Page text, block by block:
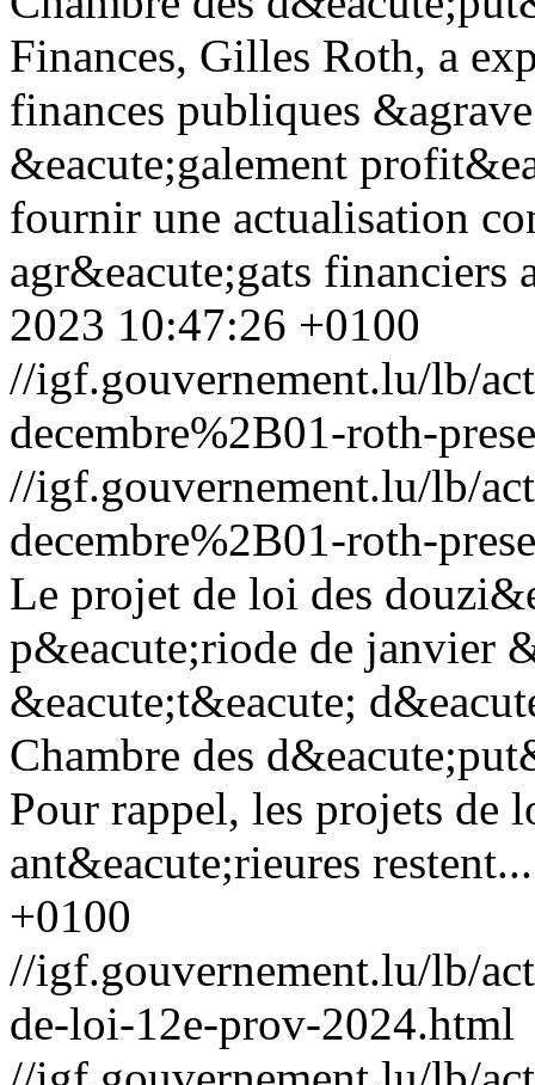
Finances, Gilles Roth, a
finances publiques
&eacute;galement
fournir une actualisation
agr&eacute;gats financiers
2023 10:47:26 +0100
//igf.gouvernement.lu/lb/
decembre%2B01-roth-
//igf.gouvernement.lu/lb/
decembre%2B01-roth-
Le projet de loi des
p&eacute;riode de janvier
&eacute;t&eacute;
Chambre des
Pour rappel, les projets de
ant&eacute;rieures restent...
+0100
//igf.gouvernement.lu/lb/
de-loi-12e-prov-2024.html